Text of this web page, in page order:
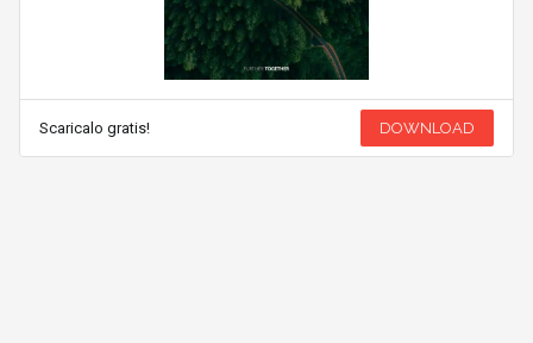
Scaricalo gratis! DOWNLOAD